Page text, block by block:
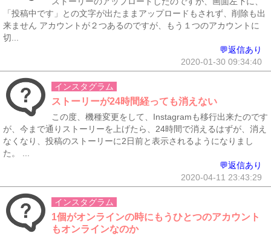
「投稿中です」との文字が出たままアップロードもされず、削除も出
来ません アカウントが２つあるのですが、もう１つのアカウントに
切...
💬返信あり
2020-01-30 09:34:40
インスタグラム
ストーリーが24時間経っても消えない
この度、機種変更をして、Instagramも移行出来たのです
が、今まで通りストーリーを上げたら、24時間で消えるはずが、消え
なくなり、投稿のストーリーに2日前と表示されるようになりまし
た。 ...
💬返信あり
2020-04-11 23:43:29
インスタグラム
1個がオンラインの時にもうひとつのアカウント
もオンラインなのか